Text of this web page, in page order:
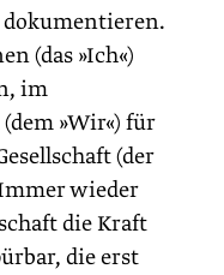
dokumentieren.
(das »Ich«)
im
»Wir«) für
(der
wieder
die Kraft
die erst